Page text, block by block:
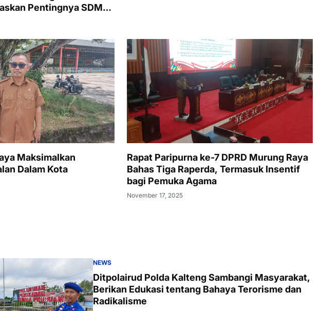
Pentingnya SDM
Hadapi
Maksimalkan
Dalam Kota
Rapat Paripurna ke-7 DPRD Murung Raya
Bahas Tiga Raperda, Termasuk Insentif
bagi Pemuka Agama
November 17, 2025
NEWS
Ditpolairud Polda Kalteng Sambangi Masyarakat,
Berikan Edukasi tentang Bahaya Terorisme dan
Radikalisme